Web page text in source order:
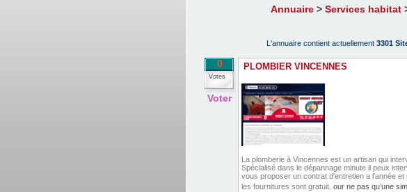
Annuaire> Services habitat
L'annuaire contient actuellement 3301
0
Votes
Voter
PLOMBIER VINCENNES
La plomberie à Vincennes est un artisan qui
Spécialisé dans le dépannage minute il peux
vous proposer un contrat d'entretien a l'année
les fournitures sont gratuit. our ne pas qu’une